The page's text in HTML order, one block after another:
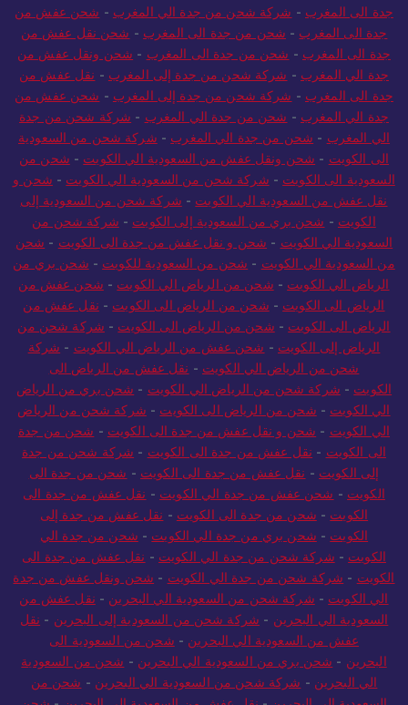
جدة الى المغرب - شركة شحن من جدة الي المغرب - شحن عفش من
جدة الى المغرب - شحن من جدة الى المغرب - شحن نقل عفش من
جدة الى المغرب - شحن من جدة الى المغرب - شحن ونقل عفش من
جدة الي المغرب - شركة شحن من جدة إلى المغرب - نقل عفش من
جدة الى المغرب - شركة شحن من جدة إلى المغرب - شحن عفش من
جدة الي المغرب - شحن من جدة الي المغرب - شركة شحن من جدة
الي المغرب - شحن من جدة الي المغرب - شركة شحن من السعودية
الى الكويت - شحن ونقل عفش من السعودية الي الكويت - شحن من
السعودية الى الكويت - شركة شحن من السعودية الي الكويت - شحن و
نقل عفش من السعودية الي الكويت - شركة شحن من السعودية إلى
الكويت - شحن بري من السعودية إلى الكويت - شركة شحن من
السعودية الي الكويت - شحن و نقل عفش من جدة الى الكويت - شحن
من السعودية الي الكويت - شحن من السعودية للكويت - شحن بري من
الرياض الي الكويت - شحن من الرياض الي الكويت - شحن عفش من
الرياض الى الكويت - شحن من الرياض الى الكويت - نقل عفش من
الرياض الى الكويت - شحن من الرياض الى الكويت - شركة شحن من
الرياض إلى الكويت - شحن عفش من الرياض الي الكويت - شركة
شحن من الرياض الي الكويت - نقل عفش من الرياض الى
الكويت - شركة شحن من الرياض الي الكويت - شحن بري من الرياض
الي الكويت - شحن من الرياض الى الكويت - شركة شحن من الرياض
الي الكويت - شحن و نقل عفش من جدة الى الكويت - شحن من جدة
الى الكويت - نقل عفش من جدة الى الكويت - شركة شحن من جدة
إلى الكويت - نقل عفش من جدة الى الكويت - شحن من جدة الى
الكويت - شحن عفش من جدة الي الكويت - نقل عفش من جدة الى
الكويت - شحن من جدة الى الكويت - نقل عفش من جدة إلى
الكويت - شحن بري من جدة الي الكويت - شحن من جدة الي
الكويت - شركة شحن من جدة الي الكويت - نقل عفش من جدة الى
الكويت - شركة شحن من جدة الي الكويت - شحن ونقل عفش من جدة
الي الكويت - شركة شحن من السعودية الي البحرين - نقل عفش من
السعودية الي البحرين - شركة شحن من السعودية إلى البحرين - نقل
عفش من السعودية الي البحرين - شحن من السعودية الى
البحرين - شحن بري من السعودية الي البحرين - شحن من السعودية
الي البحرين - شركة شحن من السعودية الي البحرين - شحن من